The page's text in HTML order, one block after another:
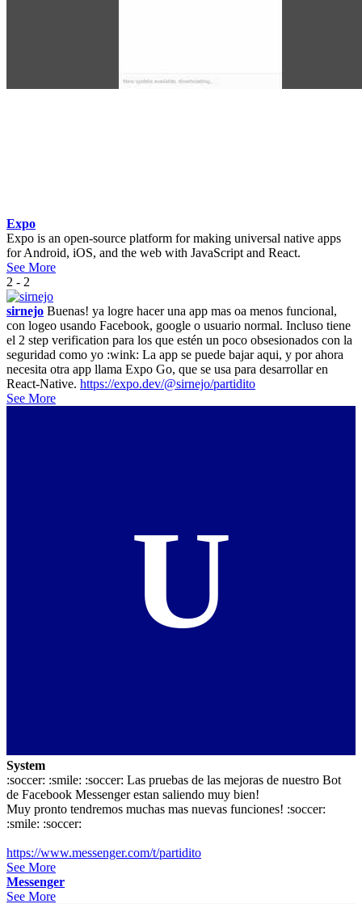
Expo
Expo is an open-source platform for making universal native apps
for Android, iOS, and the web with JavaScript and React.
See More
2 - 2
sirnejo Buenas! ya logre hacer una app mas oa menos funcional,
con logeo usando Facebook, google o usuario normal. Incluso tiene
el 2 step verification para los que estén un poco obsesionados con la
seguridad como yo :wink: La app se puede bajar aqui, y por ahora
necesita otra app llama Expo Go, que se usa para desarrollar en
React-Native. https://expo.dev/@sirnejo/partidito
See More
U
System
:soccer: :smile: :soccer: Las pruebas de las mejoras de nuestro Bot
de Facebook Messenger estan saliendo muy bien!
Muy pronto tendremos muchas mas nuevas funciones! :soccer:
:smile: :soccer:
https://www.messenger.com/t/partidito
See More
Messenger
See More